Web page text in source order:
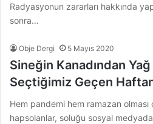
Radyasyonun zararları hakkında
sonra…
Obje Dergi 5 Mayıs 2020
Sineğin Kanadından Yağ
Seçtiğimiz Geçen
Hem pandemi hem ramazan olması
hapsolanlar, soluğu sosyal